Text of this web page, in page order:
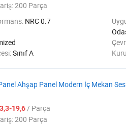
200 Parça
NRC 0.7
Sınıf A
Ahşap Panel Modern İç Mekan
19,6/ Parça
200 Parça